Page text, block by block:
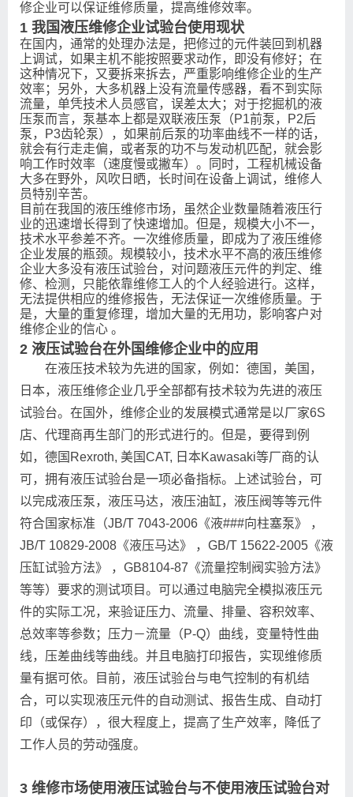
修企业可以保证维修质量，提高维修效率。
1 我国液压维修企业试验台使用现状
在国内，通常的处理办法是，把修过的元件装回到机器
上调试，如果主机不能按照要求动作，即没有修好；在
这种情况下，又要拆来拆去，严重影响维修企业的生产
效率；另外，大多机器上没有流量传感器，看不到实际
流量，单凭技术人员感官，误差太大；对于挖掘机的液
压泵而言，泵基本上都是双联液压泵（P1前泵，P2后
泵，P3齿轮泵），如果前后泵的功率曲线不一样的话，
就会有行走走偏，或者泵的功不与发动机匹配，就会影
响工作时效率（速度慢或撇车）。同时，工程机械设备
大多在野外，风吹日晒，长时间在设备上调试，维修人
员特别辛苦。
目前在我国的液压维修市场，虽然企业数量随着液压行
业的迅速增长得到了快速增加。但是，规模大小不一，
技术水平参差不齐。一次维修质量，即成为了液压维修
企业发展的瓶颈。规模较小，技术水平不高的液压维修
企业大多没有液压试验台，对问题液压元件的判定、维
修、检测，只能依靠维修工人的个人经验进行。这样，
无法提供相应的维修报告，无法保证一次维修质量。于
是，大量的重复修理，增加大量的无用功，影响客户对
维修企业的信心 。
2 液压试验台在外国维修企业中的应用
在液压技术较为先进的国家，例如：德国，美国，
日本，液压维修企业几乎全部都有技术较为先进的液压
试验台。在国外，维修企业的发展模式通常是以厂家6S
店、代理商再生部门的形式进行的。但是，要得到例
如，德国Rexroth, 美国CAT, 日本Kawasaki等厂商的认
可，拥有液压试验台是一项必备指标。上述试验台，可
以完成液压泵，液压马达，液压油缸，液压阀等等元件
符合国家标准（JB/T 7043-2006《液###向柱塞泵》 ，
JB/T 10829-2008《液压马达》 ，GB/T 15622-2005《液
压缸试验方法》 ，GB8104-87《流量控制阀实验方法》
等等）要求的测试项目。可以通过电脑完全模拟液压元
件的实际工况，来验证压力、流量、排量、容积效率、
总效率等参数；压力－流量（P-Q）曲线，变量特性曲
线，压差曲线等曲线。并且电脑打印报告，实现维修质
量有据可依。目前，液压试验台与电气控制的有机结
合，可以实现液压元件的自动测试、报告生成、自动打
印（或保存），很大程度上，提高了生产效率，降低了
工作人员的劳动强度。
3 维修市场使用液压试验台与不使用液压试验台对